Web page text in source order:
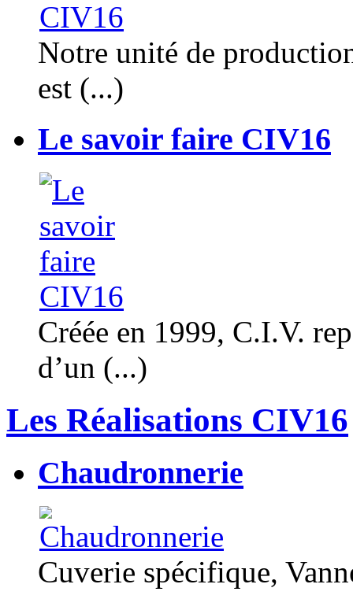
Notre unité de
est (...)
Le savoir faire CIV16
Créée en 1999, C.I.V.
d’un (...)
Les Réalisations CIV16
Chaudronnerie
Cuverie spécifique,